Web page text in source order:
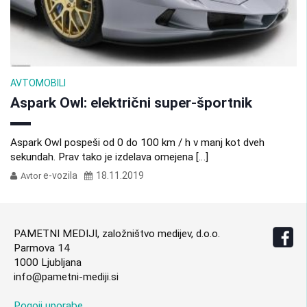
AVTOMOBILI
Aspark Owl: električni super-športnik
Aspark Owl pospeši od 0 do 100 km / h v manj kot dveh
sekundah. Prav tako je izdelava omejena […]
Avtor e-vozila 18.11.2019
PAMETNI MEDIJI, založništvo medijev, d.o.o.
Parmova 14
1000 Ljubljana
info@pametni-mediji.si